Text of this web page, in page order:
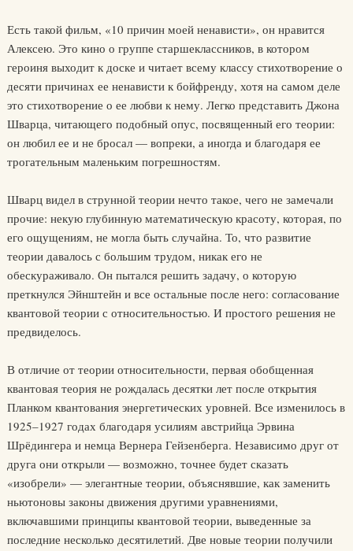
Есть такой фильм, «10 причин моей ненависти», он нравится
Алексею. Это кино о группе старшеклассников, в котором
героиня выходит к доске и читает всему классу стихотворение о
десяти причинах ее ненависти к бойфренду, хотя на самом деле
это стихотворение о ее любви к нему. Легко представить Джона
Шварца, читающего подобный опус, посвященный его теории:
он любил ее и не бросал — вопреки, а иногда и благодаря ее
трогательным маленьким погрешностям.
Шварц видел в струнной теории нечто такое, чего не замечали
прочие: некую глубинную математическую красоту, которая, по
его ощущениям, не могла быть случайна. То, что развитие
теории давалось с большим трудом, никак его не
обескураживало. Он пытался решить задачу, о которую
преткнулся Эйнштейн и все остальные после него: согласование
квантовой теории с относительностью. И простого решения не
предвиделось.
В отличие от теории относительности, первая обобщенная
квантовая теория не рождалась десятки лет после открытия
Планком квантования энергетических уровней. Все изменилось в
1925–1927 годах благодаря усилиям австрийца Эрвина
Шрёдингера и немца Вернера Гейзенберга. Независимо друг от
друга они открыли — возможно, точнее будет сказать
«изобрели» — элегантные теории, объяснявшие, как заменить
ньютоновы законы движения другими уравнениями,
включавшими принципы квантовой теории, выведенные за
последние несколько десятилетий. Две новые теории получили